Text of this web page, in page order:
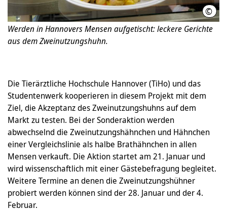
©
Werden in Hannovers Mensen aufgetischt: leckere Gerichte
aus dem Zweinutzungshuhn.
Die Tierärztliche Hochschule Hannover (TiHo) und das
Studentenwerk kooperieren in diesem Projekt mit dem
Ziel, die Akzeptanz des Zweinutzungshuhns auf dem
Markt zu testen. Bei der Sonderaktion werden
abwechselnd die Zweinutzungshähnchen und Hähnchen
einer Vergleichslinie als halbe Brathähnchen in allen
Mensen verkauft. Die Aktion startet am 21. Januar und
wird wissenschaftlich mit einer Gästebefragung begleitet.
Weitere Termine an denen die Zweinutzungshühner
probiert werden können sind der 28. Januar und der 4.
Februar.